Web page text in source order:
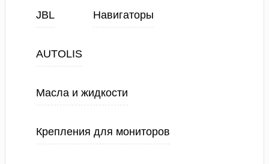
JBL Навигаторы
AUTOLIS
Масла и жидкости
Крепления для мониторов